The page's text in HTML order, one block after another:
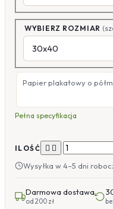
WYBIERZ ROZMIAR
Papier plakatowy o
Pełna specyfikacja
ILOŚĆ  
Wysyłka w 4–5 dni
Darmowa dostawa
od 200 zł